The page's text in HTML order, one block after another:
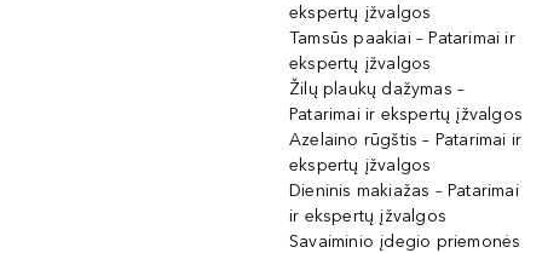
ekspertų įžvalgos
Tamsūs paakiai – Patarimai ir
ekspertų įžvalgos
Žilų plaukų dažymas –
Patarimai ir ekspertų įžvalgos
Azelaino rūgštis – Patarimai ir
ekspertų įžvalgos
Dieninis makiažas – Patarimai
ir ekspertų įžvalgos
Savaiminio įdegio priemonės